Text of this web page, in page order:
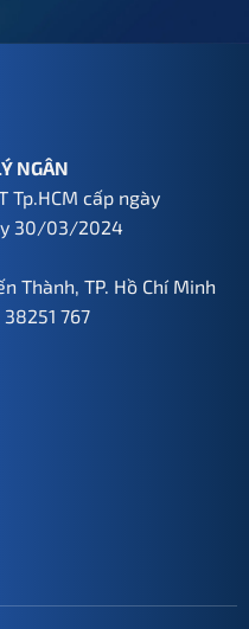
NGÂN
Tp.HCM cấp ngày
30/03/2024
Thành, TP. Hồ Chí Minh
767